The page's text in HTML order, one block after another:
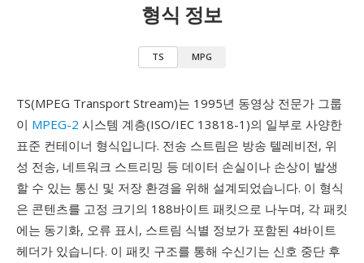
형식 정보
TS MPG
TS(MPEG Transport Stream)는 1995년 동영상 전문가 그룹
이 MPEG-2 시스템 계층(ISO/IEC 13818-1)의 일부로 사양한
표준 컨테이너 형식입니다. 전송 스트림은 방송 텔레비전, 위
성 전송, 네트워크 스트리밍 등 데이터 손실이나 손상이 발생
할 수 있는 통신 및 저장 환경을 위해 설계되었습니다. 이 형식
은 콘텐츠를 고정 크기의 188바이트 패킷으로 나누며, 각 패킷
에는 동기화, 오류 표시, 스트림 식별 정보가 포함된 4바이트
헤더가 있습니다. 이 패킷 구조를 통해 수신기는 신호 중단 후